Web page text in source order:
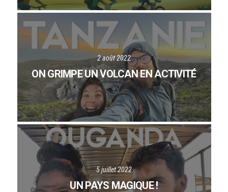
2 août 2022
ON GRIMPE UN VOLCAN EN ACTIVITÉ
5 juillet 2022
UN PAYS MAGIQUE !